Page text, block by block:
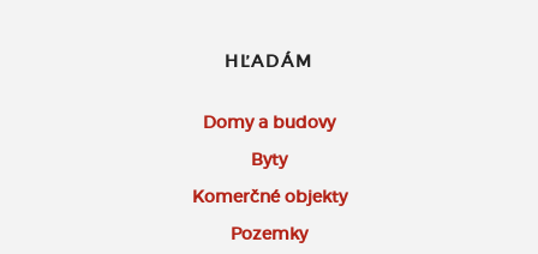
HĽADÁM
Domy a budovy
Byty
Komerčné objekty
Pozemky